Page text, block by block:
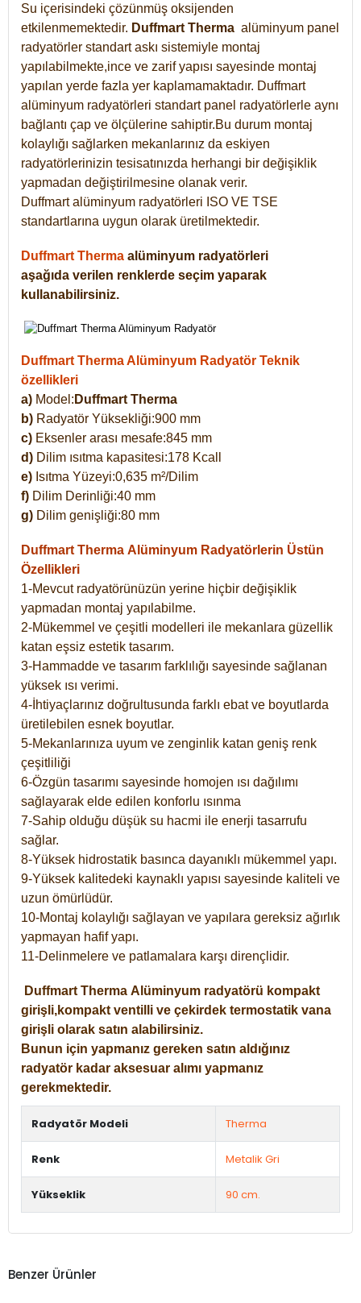
Su içerisindeki çözünmüş oksijenden
etkilenmemektedir. Duffmart Therma alüminyum panel
radyatörler standart askı sistemiyle montaj
yapılabilmekte,ince ve zarif yapısı sayesinde montaj
yapılan yerde fazla yer kaplamamaktadır. Duffmart
alüminyum radyatörleri standart panel radyatörlerle aynı
bağlantı çap ve ölçülerine sahiptir.Bu durum montaj
kolaylığı sağlarken mekanlarınız da eskiyen
radyatörlerinizin tesisatınızda herhangi bir değişiklik
yapmadan değiştirilmesine olanak verir.
Duffmart alüminyum radyatörleri ISO VE TSE
standartlarına uygun olarak üretilmektedir.
Duffmart Therma alüminyum radyatörleri
aşağıda verilen renklerde seçim yaparak
kullanabilirsiniz.
Duffmart Therma Alüminyum Radyatör Teknik
özellikleri
a) Model: Duffmart Therma
b) Radyatör Yüksekliği:900 mm
c) Eksenler arası mesafe:845 mm
d) Dilim ısıtma kapasitesi:178 Kcall
e) Isıtma Yüzeyi:0,635 m²/Dilim
f) Dilim Derinliği:40 mm
g) Dilim genişliği:80 mm
Duffmart Therma Alüminyum Radyatörlerin Üstün
Özellikleri
1-Mevcut radyatörünüzün yerine hiçbir değişiklik
yapmadan montaj yapılabilme.
2-Mükemmel ve çeşitli modelleri ile mekanlara güzellik
katan eşsiz estetik tasarım.
3-Hammadde ve tasarım farklılığı sayesinde sağlanan
yüksek ısı verimi.
4-İhtiyaçlarınız doğrultusunda farklı ebat ve boyutlarda
üretilebilen esnek boyutlar.
5-Mekanlarınıza uyum ve zenginlik katan geniş renk
çeşitliliği
6-Özgün tasarımı sayesinde homojen ısı dağılımı
sağlayarak elde edilen konforlu ısınma
7-Sahip olduğu düşük su hacmi ile enerji tasarrufu
sağlar.
8-Yüksek hidrostatik basınca dayanıklı mükemmel yapı.
9-Yüksek kalitedeki kaynaklı yapısı sayesinde kaliteli ve
uzun ömürlüdür.
10-Montaj kolaylığı sağlayan ve yapılara gereksiz ağırlık
yapmayan hafif yapı.
11-Delinmelere ve patlamalara karşı dirençlidir.
Duffmart Therma Alüminyum radyatörü kompakt
girişli,kompakt ventilli ve çekirdek termostatik vana
girişli olarak satın alabilirsiniz.
Bunun için yapmanız gereken satın aldığınız
radyatör kadar aksesuar alımı yapmanız
gerekmektedir.
Radyatör Modeli Therma
Renk Metalik Gri
Yükseklik 90 cm.
Benzer Ürünler